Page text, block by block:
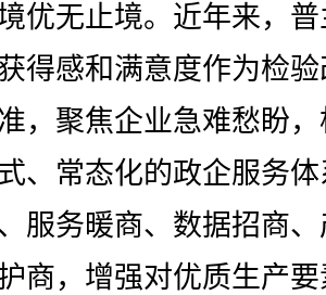
无止境。近年来，普
得感和满意度作为检
，聚焦企业急难愁盼
、常态化的政企服务
服务暖商、数据招商
商，增强对优质生产